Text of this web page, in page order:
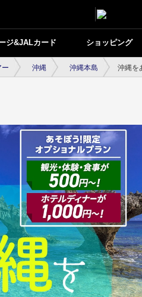
ジ&JALカード ショッピング
ー 沖縄 沖縄本島 沖縄を